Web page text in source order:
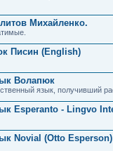
Михайленко.
Писин (English)
Волапюк
язык, получивший
Esperanto - Lingvo
Novial (Otto Esperson)